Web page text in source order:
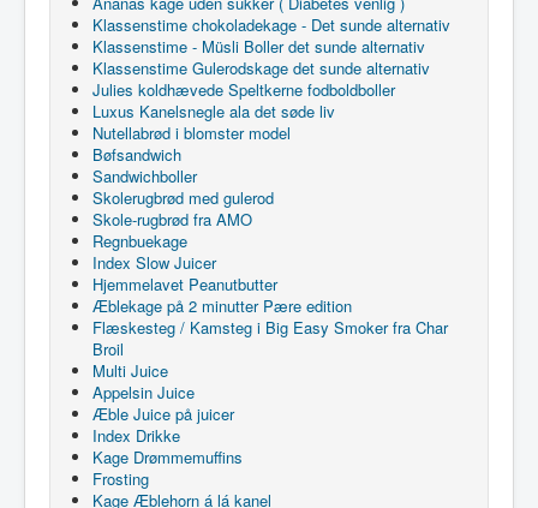
Klassenstime chokoladekage - Det sunde alternativ
Klassenstime - Müsli Boller det sunde alternativ
Klassenstime Gulerodskage det sunde alternativ
Julies koldhævede Speltkerne fodboldboller
Luxus Kanelsnegle ala det søde liv
Nutellabrød i blomster model
Bøfsandwich
Sandwichboller
Skolerugbrød med gulerod
Skole-rugbrød fra AMO
Regnbuekage
Index Slow Juicer
Hjemmelavet Peanutbutter
Æblekage på 2 minutter Pære edition
Flæskesteg / Kamsteg i Big Easy Smoker fra Char
Broil
Multi Juice
Appelsin Juice
Æble Juice på juicer
Index Drikke
Kage Drømmemuffins
Frosting
Kage Æblehorn á lá kanel